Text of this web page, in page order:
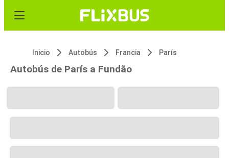
Inicio Autobús Francia París
Autobús de París a Fundão